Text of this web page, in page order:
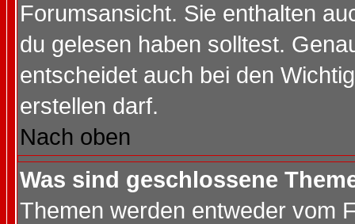
Forumsansicht. Sie enthalten
du gelesen haben solltest.
entscheidet auch bei den
erstellen darf.
Nach oben
Was sind geschlossene
Themen werden entweder vom